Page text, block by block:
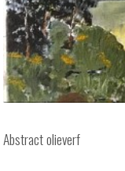
Abstract olieverf